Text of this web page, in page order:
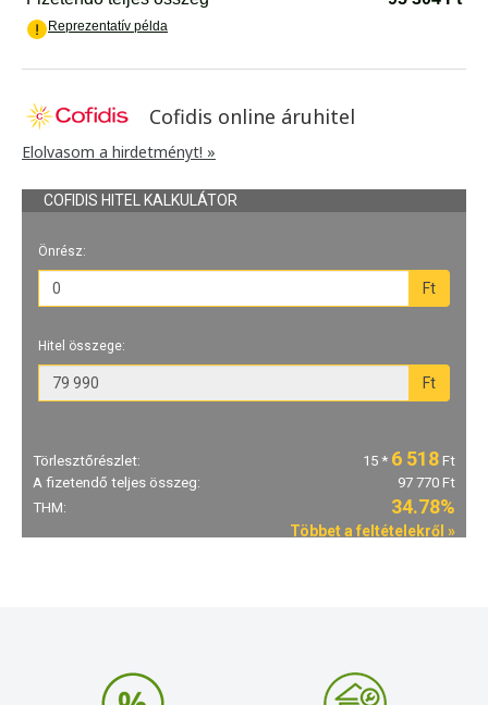
Cofidis online áruhitel
Elolvasom a hirdetményt! »